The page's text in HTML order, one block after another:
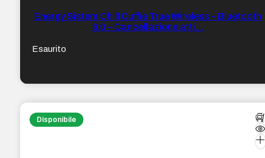
Energy Sistem Chill Cuffie True Wireless – Bluetooth
6.0 – Cancellazione atti…
Esaurito
Disponibile